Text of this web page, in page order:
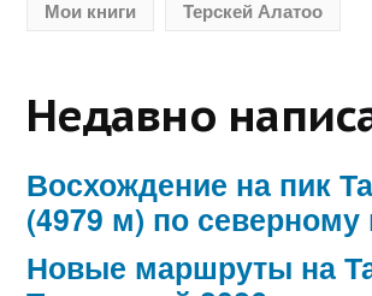
Мои книги Терскей Алатоо
Недавно
Восхождение на пик
(4979 м) по северному
Новые маршруты на